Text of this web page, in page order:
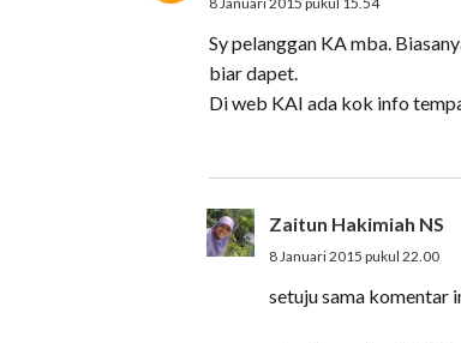
Sy pelanggan KA mba.
biar dapet.
Di web KAI ada kok info
Zaitun Hakimiah NS
8 Januari 2015 pukul 22.00
setuju sama komentar